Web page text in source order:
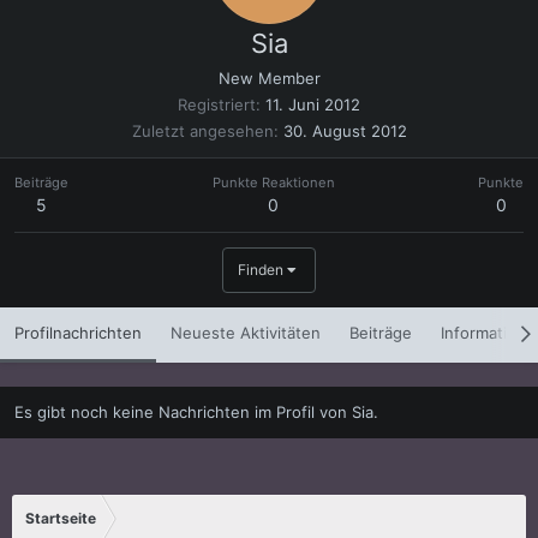
Sia
New Member
Registriert 11. Juni 2012
Zuletzt angesehen
30. August 2012
Beiträge
5
Punkte Reaktionen
0
Punkte
0
Finden
Profilnachrichten Neueste Aktivitäten Beiträge
Es gibt noch keine Nachrichten im Profil von Sia.
Startseite